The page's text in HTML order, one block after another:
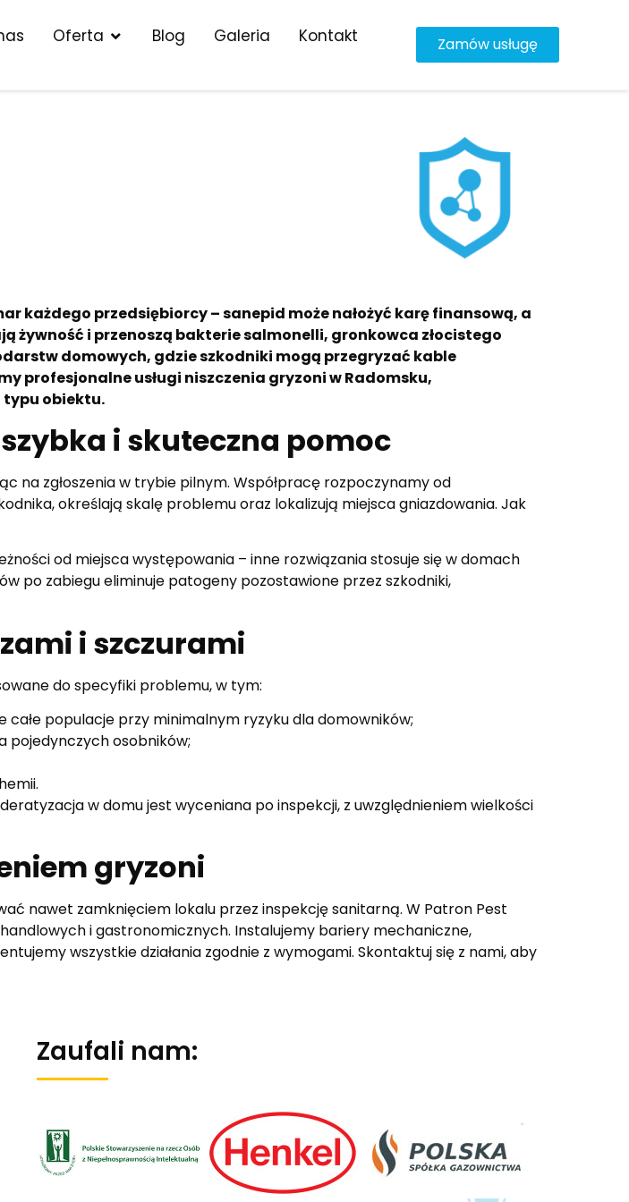
Oferta Blog Galeria Kontakt Zamów usługę
każdego przedsiębiorcy – sanepid może nałożyć karę finansową, a
żywność i przenoszą bakterie salmonelli, gronkowca złocistego
domowych, gdzie szkodniki mogą przegryzać kable
profesjonalne usługi niszczenia gryzoni w Radomsku,
obiektu.
i skuteczna pomoc
na zgłoszenia w trybie pilnym. Współpracę rozpoczynamy od
określają skalę problemu oraz lokalizują miejsca gniazdowania. Jak
od miejsca występowania – inne rozwiązania stosuje się w domach
po zabiegu eliminuje patogeny pozostawione przez szkodniki,
i szczurami
do specyfiki problemu, w tym:
populacje przy minimalnym ryzyku dla domowników;
pojedynczych osobników;
w domu jest wyceniana po inspekcji, z uwzględnieniem wielkości
gryzoni
nawet zamknięciem lokalu przez inspekcję sanitarną. W Patron Pest
i gastronomicznych. Instalujemy bariery mechaniczne,
wszystkie działania zgodnie z wymogami. Skontaktuj się z nami, aby
Zaufali nam: